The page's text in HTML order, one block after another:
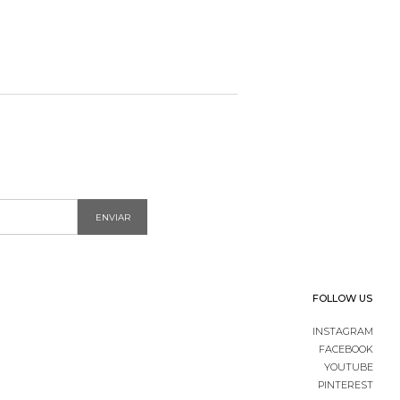
ENVIAR
FOLLOW US
INSTAGRAM
FACEBOOK
YOUTUBE
PINTEREST